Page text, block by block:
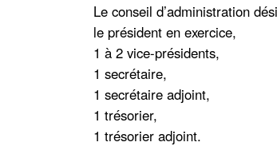
Le conseil d’administration
le président en exercice,
1 à 2 vice-présidents,
1 secrétaire,
1 secrétaire adjoint,
1 trésorier,
1 trésorier adjoint.